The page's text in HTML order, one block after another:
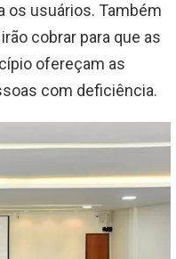
os usuários. Também
cobrar para que as
ofereçam as
com deficiência.